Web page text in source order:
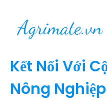
Kết Nối Với
Nông Nghiệp